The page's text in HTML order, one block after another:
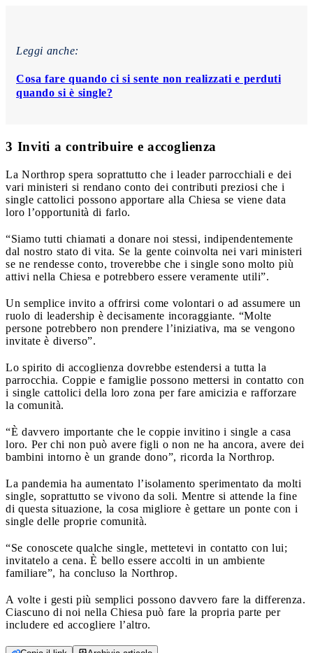
Leggi anche:
Cosa fare quando ci si sente non realizzati e perduti
quando si è single?
3 Inviti a contribuire e accoglienza
La Northrop spera soprattutto che i leader parrocchiali e dei
vari ministeri si rendano conto dei contributi preziosi che i
single cattolici possono apportare alla Chiesa se viene data
loro l’opportunità di farlo.
“Siamo tutti chiamati a donare noi stessi, indipendentemente
dal nostro stato di vita. Se la gente coinvolta nei vari ministeri
se ne rendesse conto, troverebbe che i single sono molto più
attivi nella Chiesa e potrebbero essere veramente utili”.
Un semplice invito a offrirsi come volontari o ad assumere un
ruolo di leadership è decisamente incoraggiante. “Molte
persone potrebbero non prendere l’iniziativa, ma se vengono
invitate è diverso”.
Lo spirito di accoglienza dovrebbe estendersi a tutta la
parrocchia. Coppie e famiglie possono mettersi in contatto con
i single cattolici della loro zona per fare amicizia e rafforzare
la comunità.
“È davvero importante che le coppie invitino i single a casa
loro. Per chi non può avere figli o non ne ha ancora, avere dei
bambini intorno è un grande dono”, ricorda la Northrop.
La pandemia ha aumentato l’isolamento sperimentato da molti
single, soprattutto se vivono da soli. Mentre si attende la fine
di questa situazione, la cosa migliore è gettare un ponte con i
single delle proprie comunità.
“Se conoscete qualche single, mettetevi in contatto con lui;
invitatelo a cena. È bello essere accolti in un ambiente
familiare”, ha concluso la Northrop.
A volte i gesti più semplici possono davvero fare la differenza.
Ciascuno di noi nella Chiesa può fare la propria parte per
includere ed accogliere l’altro.